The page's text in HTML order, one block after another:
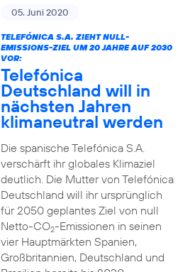
05. Juni 2020
TELEFÓNICA S.A. ZIEHT NULL-
EMISSIONS-ZIEL UM 20 JAHRE AUF 2030
VOR:
Telefónica
Deutschland will in
nächsten Jahren
klimaneutral werden
Die spanische Telefónica S.A.
verschärft ihr globales Klimaziel
deutlich. Die Mutter von Telefónica
Deutschland will ihr ursprünglich
für 2050 geplantes Ziel von null
Netto-CO2-Emissionen in seinen
vier Hauptmärkten Spanien,
Großbritannien, Deutschland und